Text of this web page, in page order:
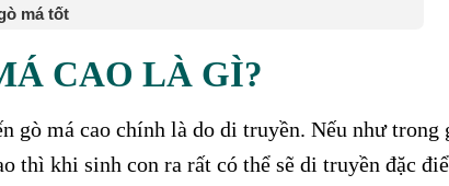
má tốt
CAO LÀ GÌ?
gò má cao chính là do di truyền. Nếu như trong
thì khi sinh con ra rất có thể sẽ di truyền đặc